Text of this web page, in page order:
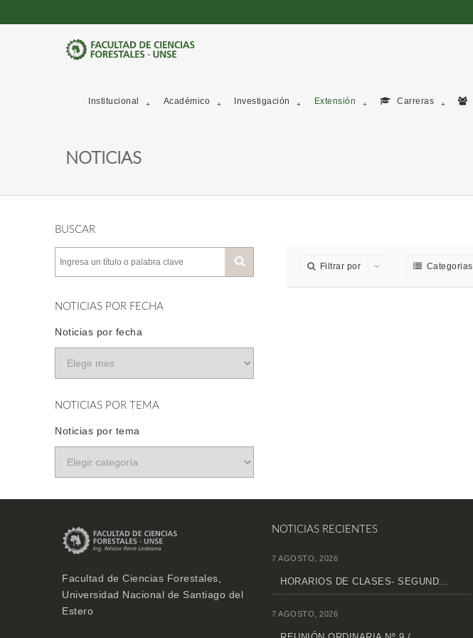
Institucional Académico Investigación Extensión Carreras
NOTICIAS
BUSCAR
NOTICIAS POR FECHA
Noticias por fecha
NOTICIAS POR TEMA
Noticias por tema
Filtrar por Categorias
Facultad de Ciencias Forestales,
Universidad Nacional de Santiago del
Estero
NOTICIAS RECIENTES
7 AGOSTO, 2026
HORARIOS DE CLASES- SEGUND...
7 AGOSTO, 2026